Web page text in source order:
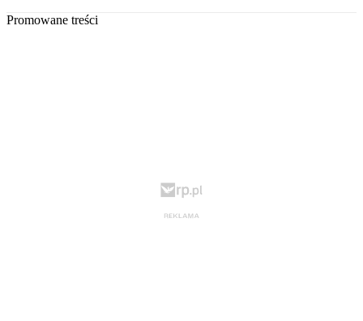
Promowane treści